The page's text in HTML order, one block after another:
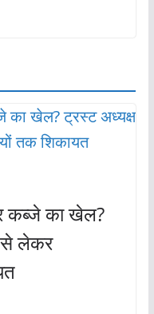
कब्जे का खेल?
से लेकर